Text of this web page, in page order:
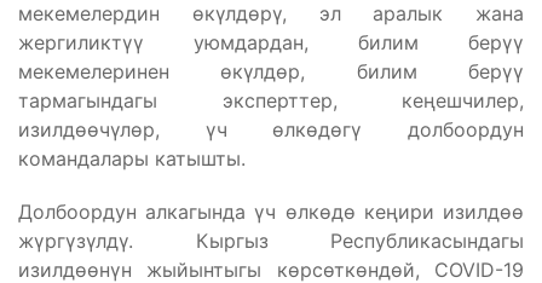
мекемелердин өкүлдөрү, эл аралык жана
жергиликтүү уюмдардан, билим берүү
мекемелеринен өкүлдөр, билим берүү
тармагындагы эксперттер, кеңешчилер,
изилдөөчүлөр, үч өлкөдөгү долбоордун
командалары катышты.
Долбоордун алкагында үч өлкөдө кеңири изилдөө
жүргүзүлдү. Кыргыз Республикасындагы
изилдөөнүн жыйынтыгы көрсөткөндөй, COVID-19